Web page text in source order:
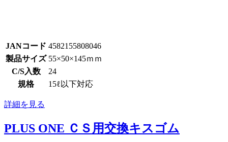
JANコード 4582155808046
製品サイズ 55×50×145ｍｍ
C/S入数
24
規格
15ℓ以下対応
詳細を見る
PLUS ONE ＣＳ用交換キスゴム